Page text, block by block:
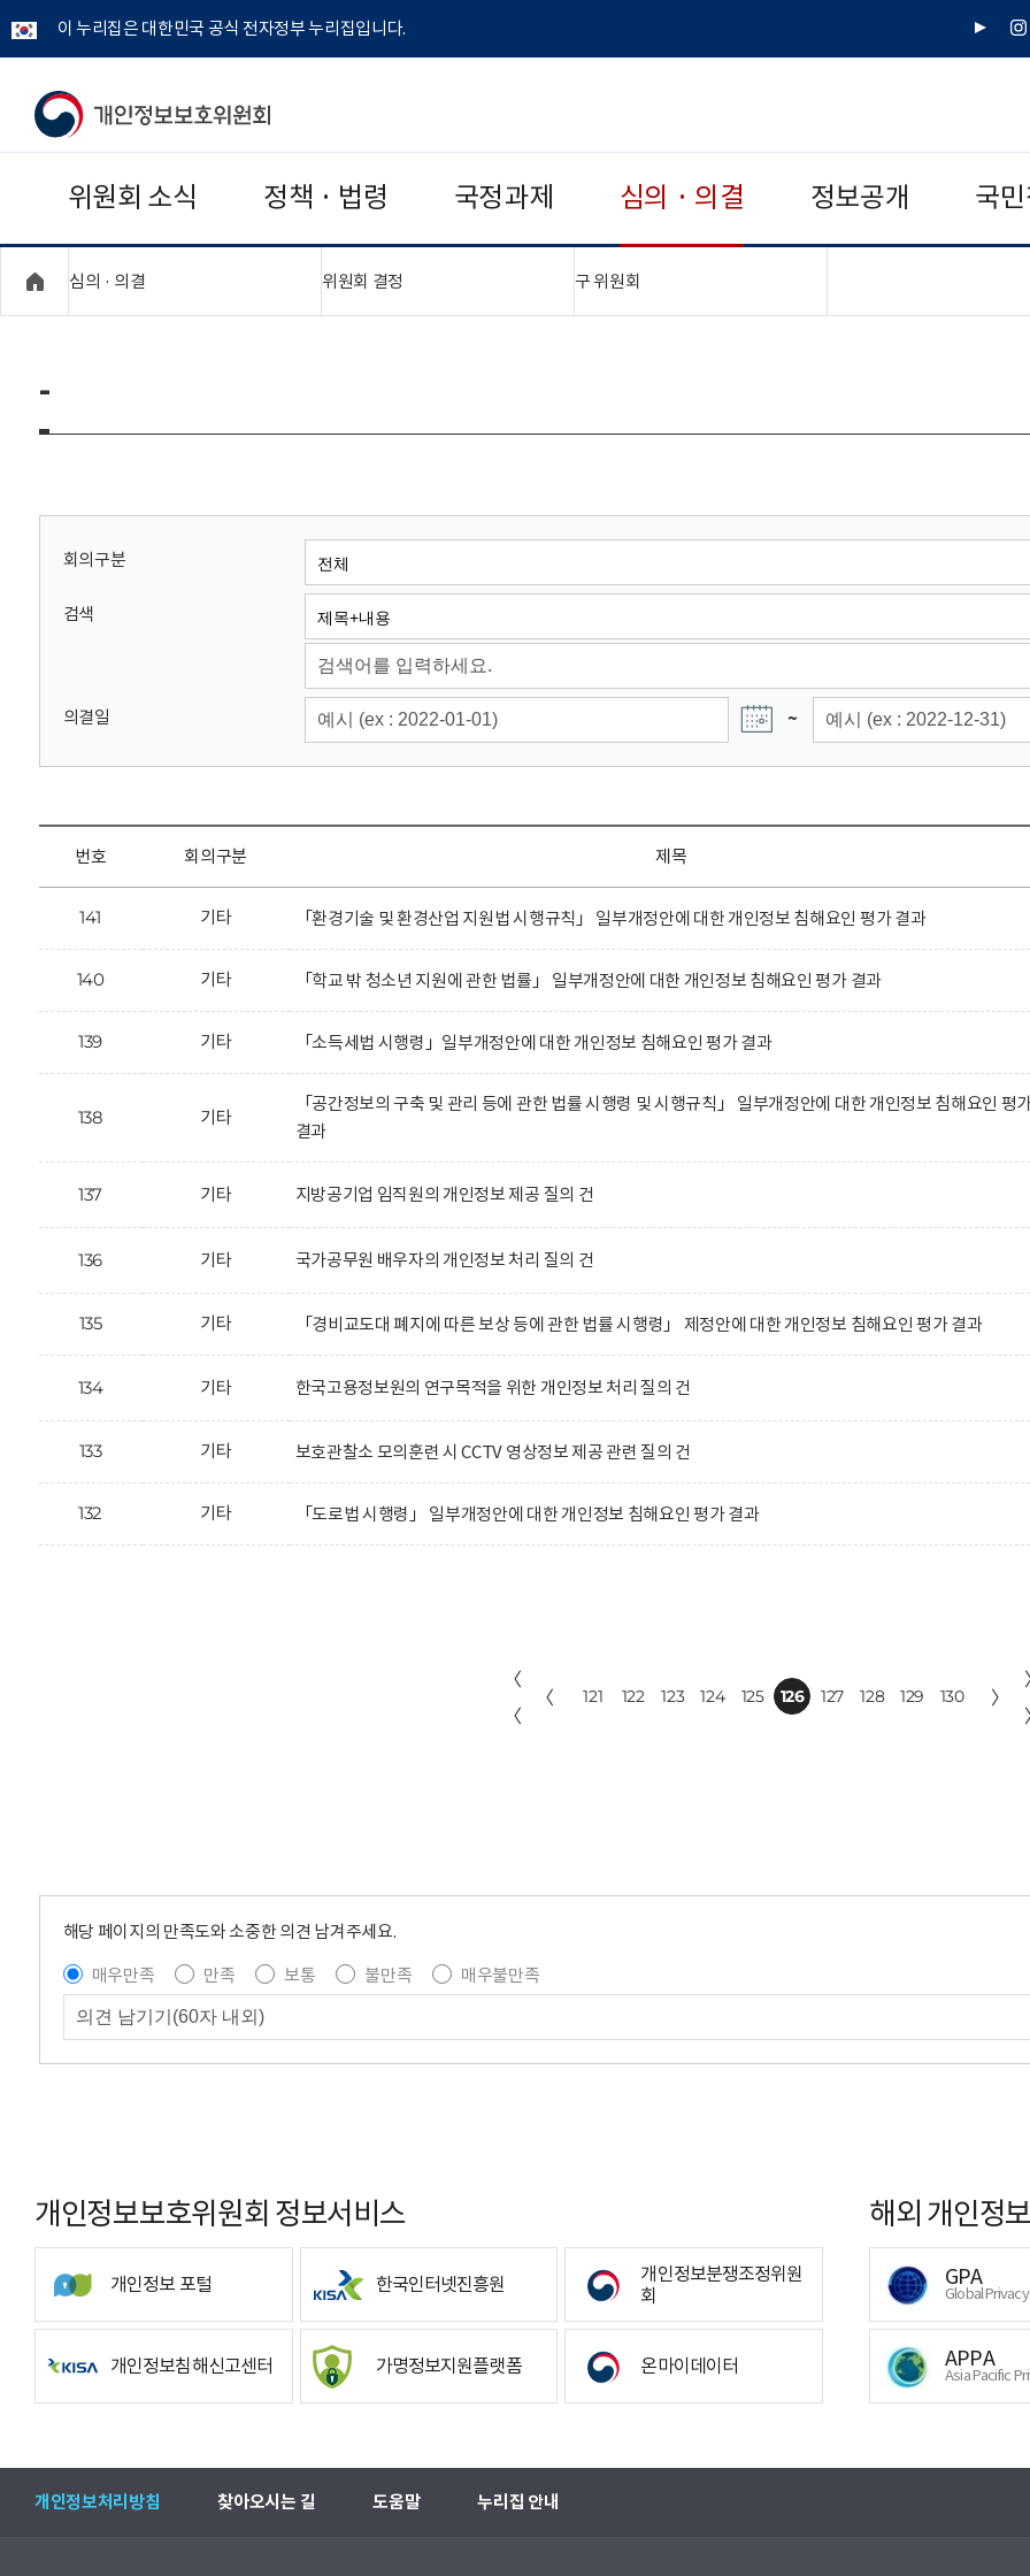
이 누리집은 대한민국 공식 전자정부 누리집입니다.
유
인
개
보
보
위
회
위원회 소식 정책 · 법령 국정과제 심의 · 의결 정보공개 국
심의 · 의결 위원회 결정 구 위원회
-
회의구분
검색
의결일 ~
번호 회의구분 제목
141 기타 「환경기술 및 환경산업 지원법 시행규칙」 일부개정안에 대한 개인정보 침해요인 평가 결과
140 기타 「학교 밖 청소년 지원에 관한 법률」 일부개정안에 대한 개인정보 침해요인 평가 결과
139 기타 「소득세법 시행령」일부개정안에 대한 개인정보 침해요인 평가 결과
138 기타
「공간정보의 구축 및 관리 등에 관한 법률 시행령 및 시행규칙」 일부개정안에 대한 개인정보 침해요인 평
결과
137 기타 지방공기업 임직원의 개인정보 제공 질의 건
136 기타 국가공무원 배우자의 개인정보 처리 질의 건
135 기타 「경비교도대 폐지에 따른 보상 등에 관한 법률 시행령」 제정안에 대한 개인정보 침해요인 평가 결과
134 기타 한국고용정보원의 연구목적을 위한 개인정보 처리 질의 건
133 기타 보호관찰소 모의훈련 시 CCTV 영상정보 제공 관련 질의 건
132 기타 「도로법 시행령」 일부개정안에 대한 개인정보 침해요인 평가 결과
〈
〈
〈 121 122 123 124 125 126 127 128 129 130 〉
해당 페이지의 만족도와 소중한 의견 남겨주세요.
매우만족
만족 보통 불만족
매우불만족
개인정보보호위원회 정보서비스
개인정보 포털 한국인터넷진흥원
개인정보분쟁조정위원
회
개인정보침해신고센터 가명정보지원플랫폼 온마이데이터
해외 개인정
GPA
Global
APPA
Asia Pacific
개인정보처리방침 찾아오시는 길 도움말 누리집 안내